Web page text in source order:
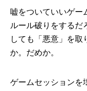
嘘をついていいゲー
ルール破りをするだ
しても「悪意」を取
か。だめか。
ゲームセッションを